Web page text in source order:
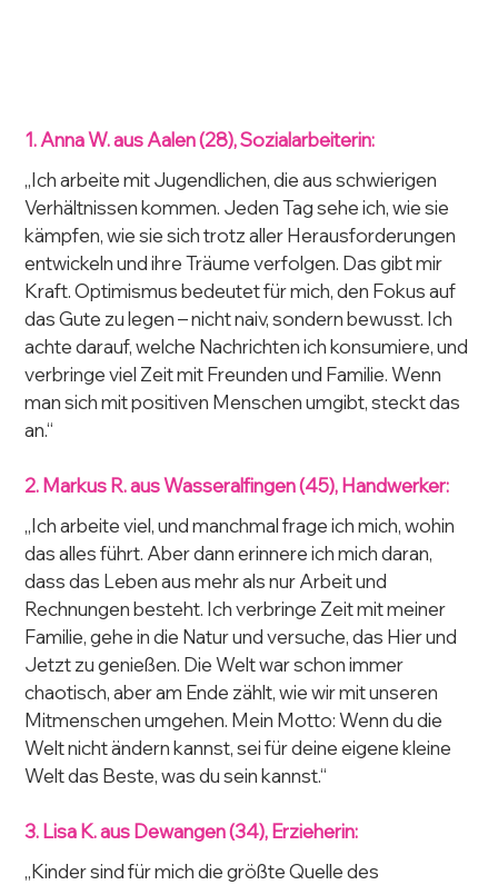
1. Anna W. aus Aalen (28), Sozialarbeiterin:
„Ich arbeite mit Jugendlichen, die aus schwierigen
Verhältnissen kommen. Jeden Tag sehe ich, wie sie
kämpfen, wie sie sich trotz aller Herausforderungen
entwickeln und ihre Träume verfolgen. Das gibt mir
Kraft. Optimismus bedeutet für mich, den Fokus auf
das Gute zu legen – nicht naiv, sondern bewusst. Ich
achte darauf, welche Nachrichten ich konsumiere, und
verbringe viel Zeit mit Freunden und Familie. Wenn
man sich mit positiven Menschen umgibt, steckt das
an.“
2. Markus R. aus Wasseralfingen (45), Handwerker:
„Ich arbeite viel, und manchmal frage ich mich, wohin
das alles führt. Aber dann erinnere ich mich daran,
dass das Leben aus mehr als nur Arbeit und
Rechnungen besteht. Ich verbringe Zeit mit meiner
Familie, gehe in die Natur und versuche, das Hier und
Jetzt zu genießen. Die Welt war schon immer
chaotisch, aber am Ende zählt, wie wir mit unseren
Mitmenschen umgehen. Mein Motto: Wenn du die
Welt nicht ändern kannst, sei für deine eigene kleine
Welt das Beste, was du sein kannst.“
3. Lisa K. aus Dewangen (34), Erzieherin:
„Kinder sind für mich die größte Quelle des